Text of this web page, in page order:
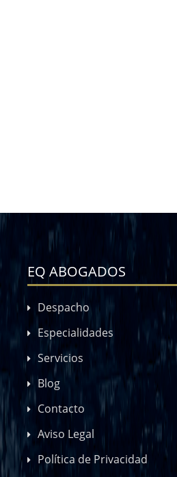
EQ ABOGADOS
Despacho
Especialidades
Servicios
Blog
Contacto
Aviso Legal
Política de Privacidad